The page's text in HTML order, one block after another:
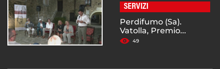
SERVIZI
Perdifumo (Sa).
Vatolla, Premio...
49